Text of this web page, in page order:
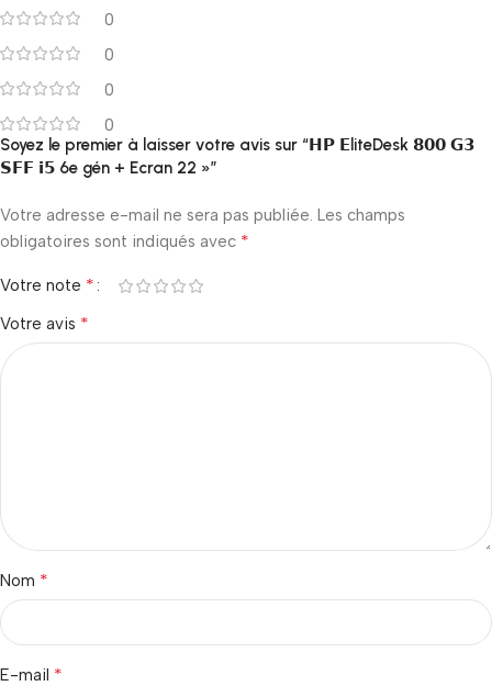
0
0
0
0
Soyez le premier à laisser votre avis sur “𝗛𝗣 𝗘liteDesk 𝟴𝟬𝟬 𝗚𝟯
𝗦𝗙𝗙 𝗶𝟱 6e gén + Ecran 22 »”
Votre adresse e-mail ne sera pas publiée. Les champs
obligatoires sont indiqués avec *
Votre note *
Votre avis *
Nom *
E-mail *